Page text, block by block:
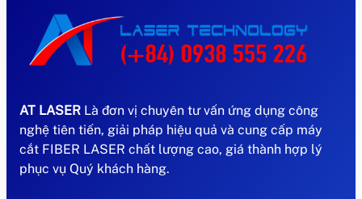
AT LASER Là đơn vị chuyên tư vấn ứng dụng công
nghệ tiên tiến, giải pháp hiệu quả và cung cấp máy
cắt FIBER LASER chất lượng cao, giá thành hợp lý
phục vụ Quý khách hàng.